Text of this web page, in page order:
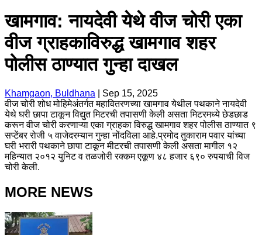
खामगाव: नायदेवी येथे वीज चोरी एका
वीज ग्राहकाविरुद्ध खामगाव शहर
पोलीस ठाण्यात गुन्हा दाखल
Khamgaon, Buldhana
Sep 15, 2025
वीज चोरी शोध मोहिमेअंतर्गत महावितरणच्या खामगाव येथील पथकाने नायदेवी
येथे घरी छापा टाकून विद्युत मिटरची तपासणी केली असता मिटरमध्ये छेडछाड
करून वीज चोरी करणाऱ्या एका ग्राहका विरुद्ध खामगाव शहर पोलीस ठाण्यात ९
सप्टेंबर रोजी ५ वाजेदरम्यान गुन्हा नोंदविला आहे.प्रमोद तुकाराम पवार यांच्या
घरी भरारी पथकाने छापा टाकून मीटरची तपासणी केली असता मागील १२
महिन्यात २०१२ युनिट व तळजोरी रक्कम एकूण ४८ हजार ६९० रुपयाची विज
चोरी केली.
MORE NEWS